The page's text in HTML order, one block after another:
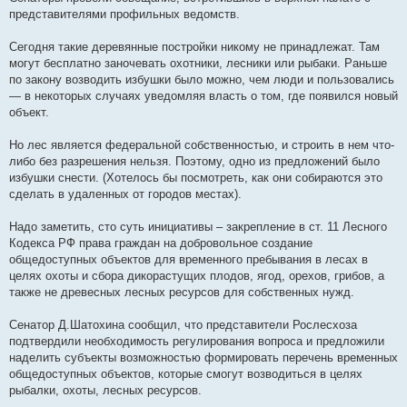
е
представителями профильных ведомств.
Сегодня такие деревянные постройки никому не принадлежат. Там
могут бесплатно заночевать охотники, лесники или рыбаки. Раньше
по закону возводить избушки было можно, чем люди и пользовались
— в некоторых случаях уведомляя власть о том, где появился новый
объект.
Но лес является федеральной собственностью, и строить в нем что-
либо без разрешения нельзя. Поэтому, одно из предложений было
избушки снести. (Хотелось бы посмотреть, как они собираются это
сделать в удаленных от городов местах).
Надо заметить, сто суть инициативы – закрепление в ст. 11 Лесного
Кодекса РФ права граждан на добровольное создание
общедоступных объектов для временного пребывания в лесах в
целях охоты и сбора дикорастущих плодов, ягод, орехов, грибов, а
также не древесных лесных ресурсов для собственных нужд.
Сенатор Д.Шатохина сообщил, что представители Рослесхоза
подтвердили необходимость регулирования вопроса и предложили
наделить субъекты возможностью формировать перечень временных
общедоступных объектов, которые смогут возводиться в целях
рыбалки, охоты, лесных ресурсов.